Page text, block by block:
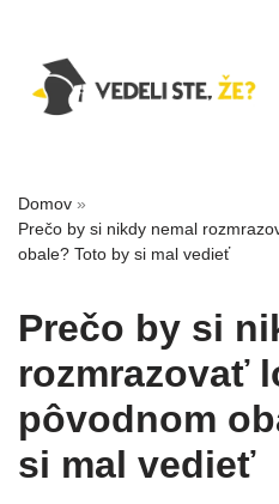
Domov »
Prečo by si nikdy nemal
obale? Toto by si mal vedieť
Prečo by si
rozmrazovať
pôvodnom
si mal vedieť